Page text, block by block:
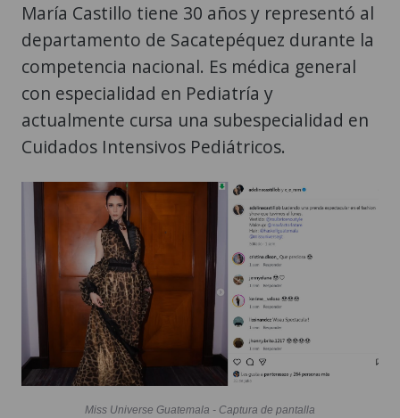
María Castillo tiene 30 años y representó al
departamento de Sacatepéquez durante la
competencia nacional. Es médica general
con especialidad en Pediatría y
actualmente cursa una subespecialidad en
Cuidados Intensivos Pediátricos.
Miss Universe Guatemala - Captura de pantalla